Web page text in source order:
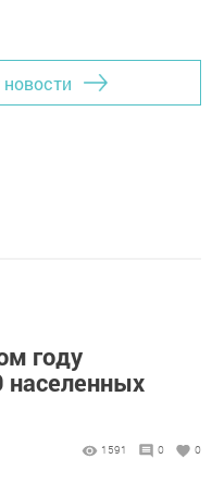
году
населенных
1591 0 0